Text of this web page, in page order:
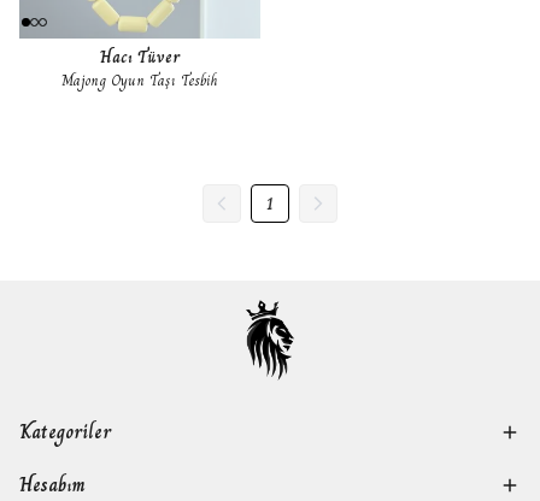
Hacı Tüver
Majong Oyun Taşı Tesbih
1
Kategoriler
Hesabım